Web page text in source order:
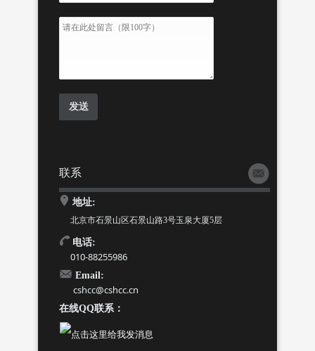
联系
地址:
北京市石景山区石景山路3号玉泉大厦5层
电话:
010-88255986
Email:
cshcc@cshcc.cn
在线QQ联系：